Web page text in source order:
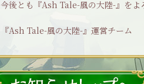
今後とも『Ash Tale-風の大陸-』をよ
『Ash Tale-風の大陸-』運営チーム